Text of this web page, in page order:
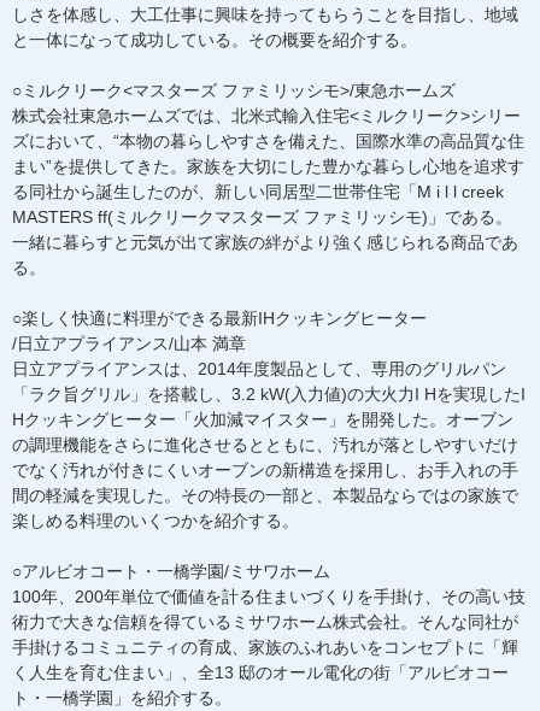
しさを体感し、大工仕事に興味を持ってもらうことを目指し、地域
と一体になって成功している。その概要を紹介する。
○ミルクリーク<マスターズ ファミリッシモ>/東急ホームズ
株式会社東急ホームズでは、北米式輸入住宅<ミルクリーク>シリー
ズにおいて、“本物の暮らしやすさを備えた、国際水準の高品質な住
まい”を提供してきた。家族を大切にした豊かな暮らし心地を追求す
る同社から誕生したのが、新しい同居型二世帯住宅「M i l l creek
MASTERS ff(ミルクリークマスターズ ファミリッシモ)」である。
一緒に暮らすと元気が出て家族の絆がより強く感じられる商品であ
る。
○楽しく快適に料理ができる最新IHクッキングヒーター
/日立アプライアンス/山本 満章
日立アプライアンスは、2014年度製品として、専用のグリルパン
「ラク旨グリル」を搭載し、3.2 kW(入力値)の大火力I Hを実現したI
Hクッキングヒーター「火加減マイスター」を開発した。オーブン
の調理機能をさらに進化させるとともに、汚れが落としやすいだけ
でなく汚れが付きにくいオーブンの新構造を採用し、お手入れの手
間の軽減を実現した。その特長の一部と、本製品ならではの家族で
楽しめる料理のいくつかを紹介する。
○アルビオコート・一橋学園/ミサワホーム
100年、200年単位で価値を計る住まいづくりを手掛け、その高い技
術力で大きな信頼を得ているミサワホーム株式会社。そんな同社が
手掛けるコミュニティの育成、家族のふれあいをコンセプトに「輝
く人生を育む住まい」、全13 邸のオール電化の街「アルビオコー
ト・一橋学園」を紹介する。